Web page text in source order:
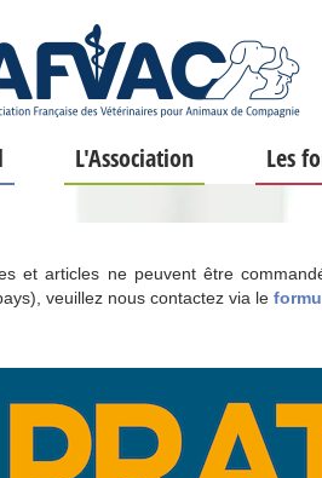
L'Association Les
et articles ne peuvent être
veuillez nous contactez via le